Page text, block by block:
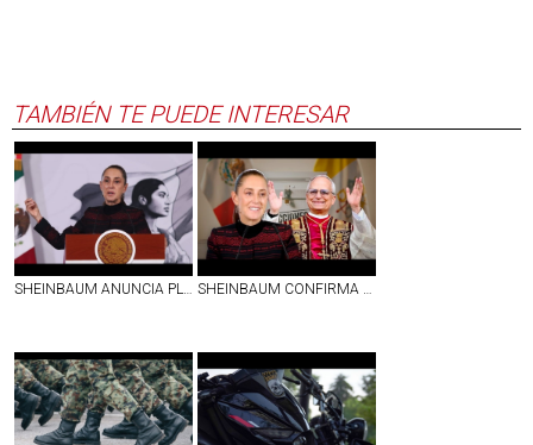
TAMBIÉN TE PUEDE INTERESAR
SHEINBAUM ANUNCIA PLAN DE ACCIÓN PARA REANUDAR EXPORTACIÓN DE AGUACATE A EU; SE VA A REFORZAR SEGURIDAD EN MICHOACÁN, DICE SHEINBAUM CONFIRMA QUE EL PAPA LEÓN XIV NO VISITARÁ MÉXICO DURANTE SU GIRA POR LATINOAMÉRICA